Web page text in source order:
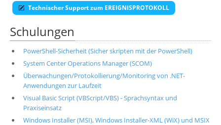
Technischer Support zum EREIGNISPROTOKOLL
Schulungen
PowerShell-Sicherheit (Sicher skripten mit der PowerShell)
System Center Operations Manager (SCOM)
Überwachungen/Protokollierung/Monitoring von .NET-
Anwendungen zur Laufzeit
Visual Basic Script (VBScript/VBS) - Sprachsyntax und
Praxiseinsatz
Windows Installer (MSI), Windows Installer-XML (WiX) und MSIX